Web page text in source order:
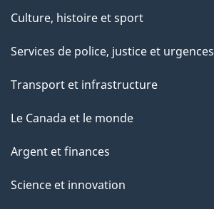
Culture, histoire et sport
Services de police, justice et urgences
Transport et infrastructure
Le Canada et le monde
Argent et finances
Science et innovation